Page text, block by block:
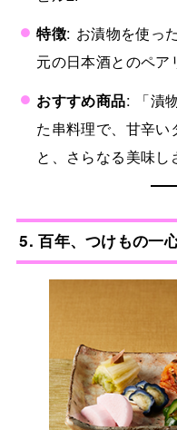
特徴: お漬物を使っ
元の日本酒とのペア
おすすめ商品: 「漬
た串料理で、甘辛い
と、さらなる美味し
5. 百年、つけもの一